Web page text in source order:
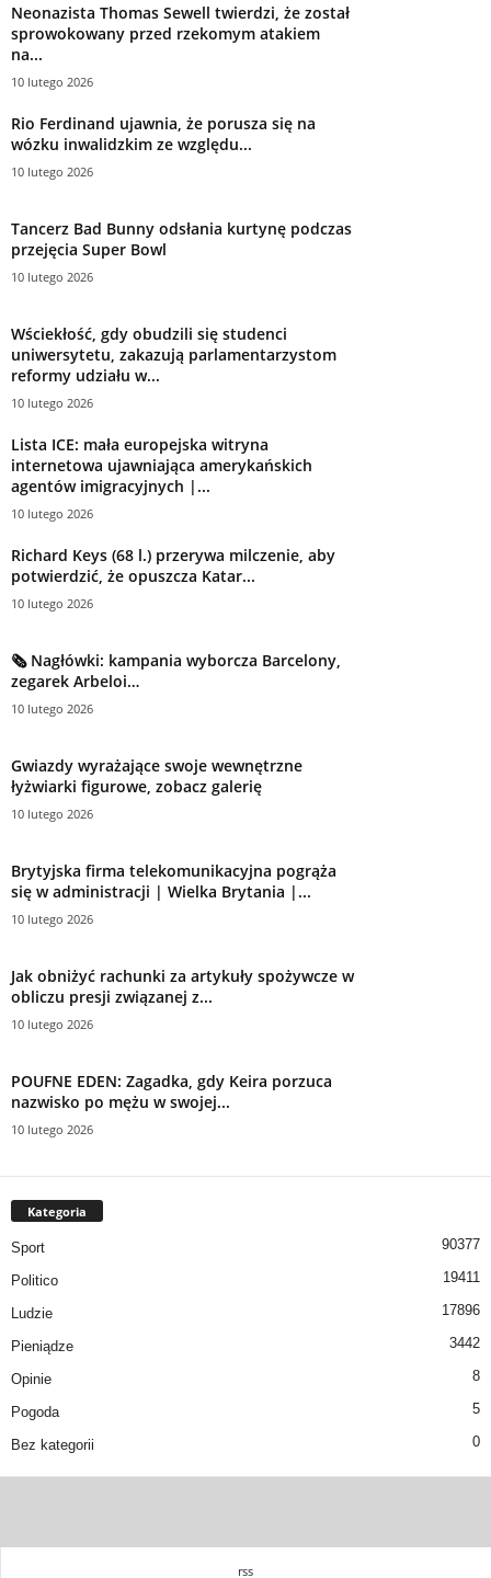
Neonazista Thomas Sewell twierdzi, że został
sprowokowany przed rzekomym atakiem
na...
10 lutego 2026
Rio Ferdinand ujawnia, że ​​porusza się na
wózku inwalidzkim ze względu...
10 lutego 2026
Tancerz Bad Bunny odsłania kurtynę podczas
przejęcia Super Bowl
10 lutego 2026
Wściekłość, gdy obudzili się studenci
uniwersytetu, zakazują parlamentarzystom
reformy udziału w...
10 lutego 2026
Lista ICE: mała europejska witryna
internetowa ujawniająca amerykańskich
agentów imigracyjnych |...
10 lutego 2026
Richard Keys (68 l.) przerywa milczenie, aby
potwierdzić, że opuszcza Katar...
10 lutego 2026
🗞️ Nagłówki: kampania wyborcza Barcelony,
zegarek Arbeloi…
10 lutego 2026
Gwiazdy wyrażające swoje wewnętrzne
łyżwiarki figurowe, zobacz galerię
10 lutego 2026
Brytyjska firma telekomunikacyjna pogrąża
się w administracji | Wielka Brytania |...
10 lutego 2026
Jak obniżyć rachunki za artykuły spożywcze w
obliczu presji związanej z...
10 lutego 2026
POUFNE EDEN: Zagadka, gdy Keira porzuca
nazwisko po mężu w swojej...
10 lutego 2026
Kategoria
Sport 90377
Politico 19411
Ludzie 17896
Pieniądze 3442
Opinie 8
Pogoda 5
Bez kategorii 0
rss